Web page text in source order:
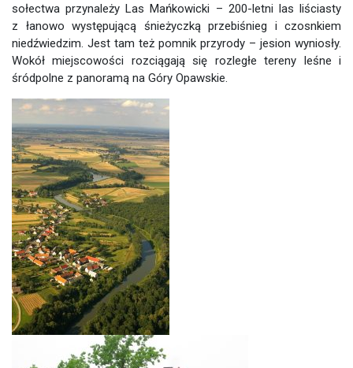
sołectwa przynależy Las Mańkowicki – 200-letni las liściasty
z łanowo występującą śnieżyczką przebiśnieg i czosnkiem
niedźwiedzim. Jest tam też pomnik przyrody – jesion wyniosły.
Wokół miejscowości rozciągają się rozległe tereny leśne i
śródpolne z panoramą na Góry Opawskie.